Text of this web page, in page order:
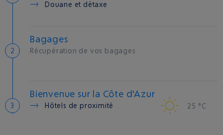
Douane et détaxe
Bagages
Récupération de vos bagages
Bienvenue sur la Côte d'Azur
Hôtels de proximité 25 °C